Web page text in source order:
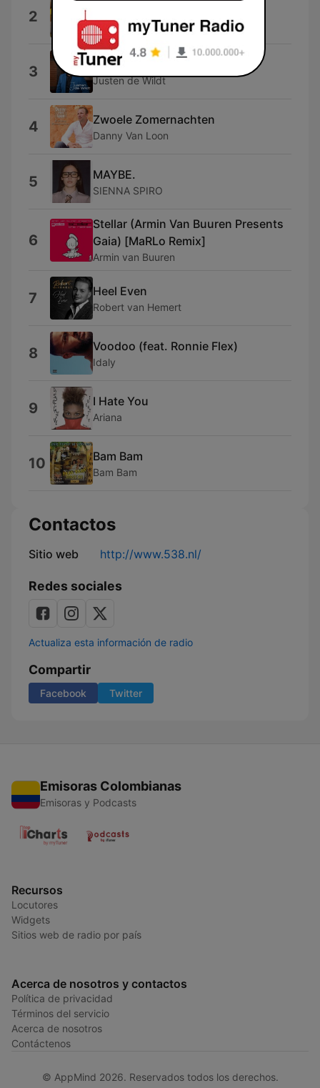
2 KATO
3 Esmeralda
Justen de Wildt
4 Zwoele Zomernachten
Danny Van Loon
5 MAYBE.
SIENNA SPIRO
6
Stellar (Armin Van Buuren Presents
Gaia) [MaRLo Remix]
Armin van Buuren
7 Heel Even
Robert van Hemert
8 Voodoo (feat. Ronnie Flex)
Idaly
9 I Hate You
Ariana
10 Bam Bam
Bam Bam
Contactos
Sitio web http://www.538.nl/
Redes sociales
Actualiza esta información de radio
Compartir
Facebook Twitter
Emisoras Colombianas
Emisoras y Podcasts
Recursos
Locutores
Widgets
Sitios web de radio por país
Acerca de nosotros y contactos
Política de privacidad
Términos del servicio
Acerca de nosotros
Contáctenos
© AppMind 2026. Reservados todos los derechos.